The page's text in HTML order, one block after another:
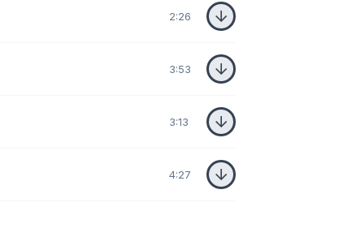
2:26
3:53
3:13
4:27